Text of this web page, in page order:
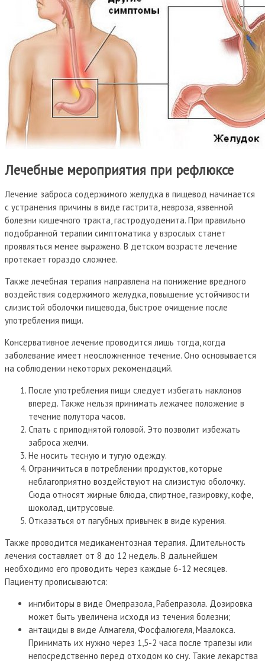
Лечебные мероприятия при рефлюксе
Лечение заброса содержимого желудка в пищевод начинается
с устранения причины в виде гастрита, невроза, язвенной
болезни кишечного тракта, гастродуоденита. При правильно
подобранной терапии симптоматика у взрослых станет
проявляться менее выражено. В детском возрасте лечение
протекает гораздо сложнее.
Также лечебная терапия направлена на понижение вредного
воздействия содержимого желудка, повышение устойчивости
слизистой оболочки пищевода, быстрое очищение после
употребления пищи.
Консервативное лечение проводится лишь тогда, когда
заболевание имеет неосложненное течение. Оно основывается
на соблюдении некоторых рекомендаций.
После употребления пищи следует избегать наклонов
вперед. Также нельзя принимать лежачее положение в
течение полутора часов.
Спать с приподнятой головой. Это позволит избежать
заброса желчи.
Не носить тесную и тугую одежду.
Ограничиться в потреблении продуктов, которые
неблагоприятно воздействуют на слизистую оболочку.
Сюда относят жирные блюда, спиртное, газировку, кофе,
шоколад, цитрусовые.
Отказаться от пагубных привычек в виде курения.
Также проводится медикаментозная терапия. Длительность
лечения составляет от 8 до 12 недель. В дальнейшем
необходимо его проводить через каждые 6-12 месяцев.
Пациенту прописываются:
ингибиторы в виде Омепразола, Рабепразола. Дозировка
может быть увеличена исходя из течения болезни;
антациды в виде Алмагеля, Фосфалюгеля, Маалокса.
Принимать их нужно через 1,5-2 часа после трапезы или
непосредственно перед отходом ко сну. Такие лекарства